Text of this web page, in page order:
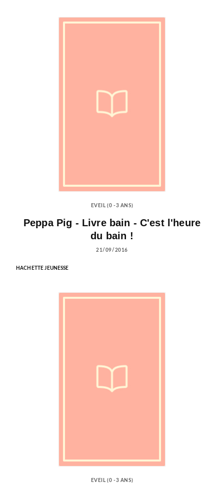
EVEIL (0 -3 ANS)
Peppa Pig - Livre bain - C'est l'heure
du bain !
21/09/2016
HACHETTE JEUNESSE
EVEIL (0 -3 ANS)